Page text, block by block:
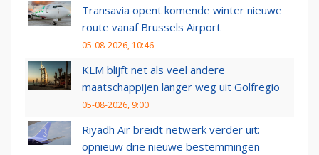
Transavia opent komende winter nieuwe
route vanaf Brussels Airport
05-08-2026, 10:46
KLM blijft net als veel andere
maatschappijen langer weg uit Golfregio
05-08-2026, 9:00
Riyadh Air breidt netwerk verder uit:
opnieuw drie nieuwe bestemmingen